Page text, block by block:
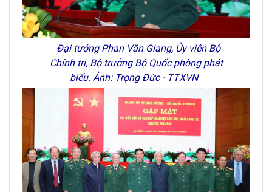
Đại tướng Phan Văn Giang, Ủy viên Bộ
Chính trị, Bộ trưởng Bộ Quốc phòng phát
biểu. Ảnh: Trọng Đức - TTXVN